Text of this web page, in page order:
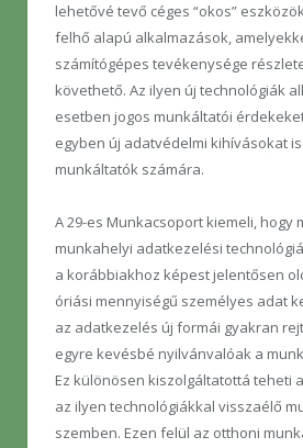
lehetővé tevő céges “okos”
felhő alapú alkalmazások,
számítógépes tevékenysége
követhető. Az ilyen új technológiák
esetben jogos munkáltatói
egyben új adatvédelmi kihívásokat
munkáltatók számára.
A 29-es Munkacsoport kiemeli, hogy
munkahelyi adatkezelési
a korábbiakhoz képest jelentősen
óriási mennyiségű személyes adat
az adatkezelés új formái gyakran
egyre kevésbé nyilvánvalóak a
Ez különösen kiszolgáltatottá teheti
az ilyen technológiákkal visszaélő
szemben. Ezen felül az otthoni